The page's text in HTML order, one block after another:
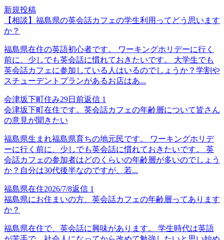
新規投稿
【相談】福島県の英会話カフェの学生利用ってどう思います
か？
福島県在住の英語初心者です。 ワーキングホリデーに行く
前に、少しでも英会話に慣れておきたいです。 大学生でも
英会話カフェに参加している人はいるのでしょうか？学割や
スチューデントプランがあるお店はあ...
会津坂下町住み29日前返信 1
会津坂下町在住です。英会話カフェの年齢層について皆さん
の意見が聞きたい
福島県生まれ福島県育ちの地元民です。 ワーキングホリデ
ーに行く前に、少しでも英会話に慣れておきたいです。 英
会話カフェの参加者はどのくらいの年齢層が多いのでしょう
か？自分は30代後半なのですが、若...
福島県在住2026/7/8返信 1
福島県にお住まいの方、英会話カフェの年齢層ってあります
か？
福島県在住で、英会話に興味があります。 学生時代は英語